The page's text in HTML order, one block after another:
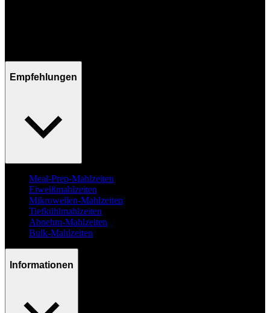
Empfehlungen
Meal-Prep-Mahlzeiten
Eiweißmahlzeiten
Mikrowellen-Mahlzeiten
Tiefkühlmahlzeiten
Abnehm-Mahlzeiten
Bulk-Mahlzeiten
Informationen